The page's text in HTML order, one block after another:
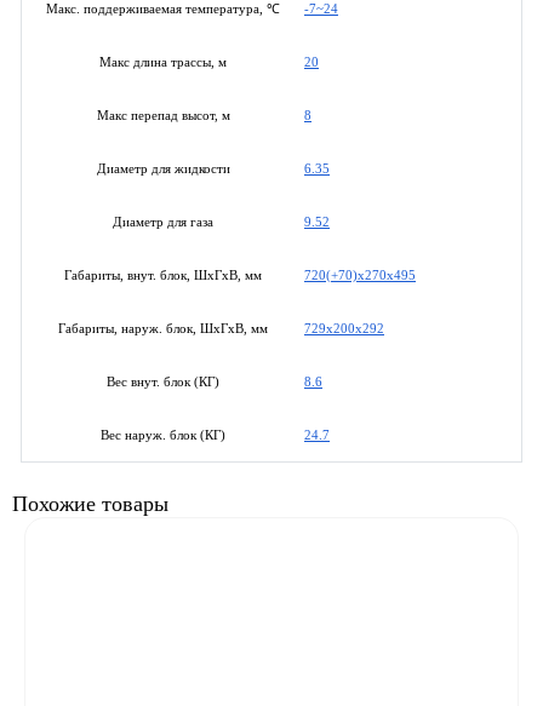
Макс. поддерживаемая температура, ℃ -7~24
Макс длина трассы, м 20
Макс перепад высот, м 8
Диаметр для жидкости 6.35
Диаметр для газа 9.52
Габариты, внут. блок, ШхГхВ, мм 720(+70)х270х495
Габариты, наруж. блок, ШхГхВ, мм 729х200х292
Вес внут. блок (КГ) 8.6
Вес наруж. блок (КГ) 24.7
Похожие товары